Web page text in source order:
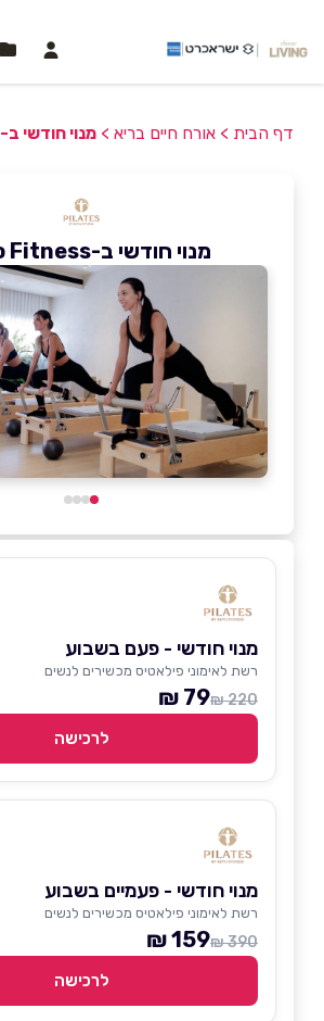
דף הבית > אורח חיים בריא > מנוי חודשי ב-Revo Fitness
מנוי חודשי ב-Revo Fitness
מנוי חודשי - פעם בשבוע
רשת לאימוני פילאטיס מכשירים לנשים
220 ₪
79 ₪
לרכישה
מנוי חודשי - פעמיים בשבוע
רשת לאימוני פילאטיס מכשירים לנשים
390 ₪
159 ₪
לרכישה